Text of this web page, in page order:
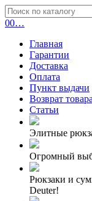
00…
Главная
Гарантии
Доставка
Оплата
Пункт выдачи
Возврат товара
Статьи
Элитные
Огромный
Рюкзаки и
Deuter!